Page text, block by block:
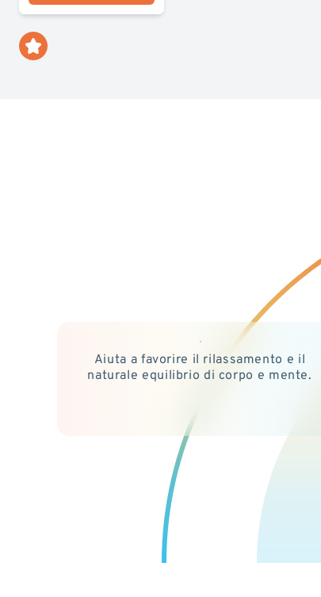
Aiuta a favorire il rilassamento e il
naturale equilibrio di corpo e mente.